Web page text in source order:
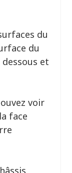
du
du
et
voir
face